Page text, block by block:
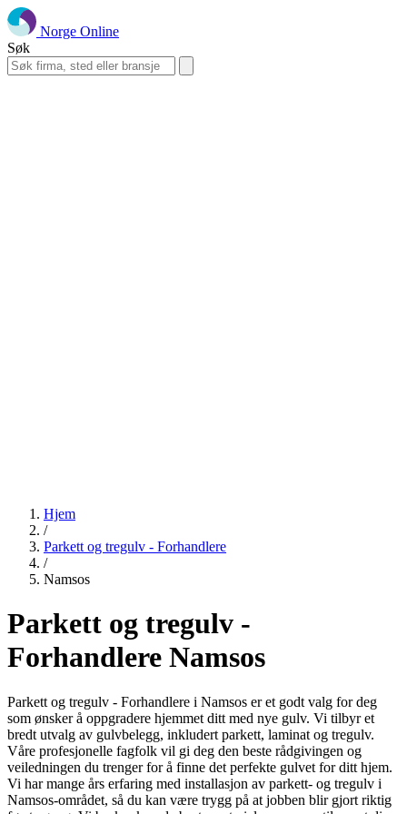
Norge Online
Søk
Hjem
/
Parkett og tregulv - Forhandlere
/
Namsos
Parkett og tregulv -
Forhandlere Namsos
Parkett og tregulv - Forhandlere i Namsos er et godt valg for deg
som ønsker å oppgradere hjemmet ditt med nye gulv. Vi tilbyr et
bredt utvalg av gulvbelegg, inkludert parkett, laminat og tregulv.
Våre profesjonelle fagfolk vil gi deg den beste rådgivingen og
veiledningen du trenger for å finne det perfekte gulvet for ditt hjem.
Vi har mange års erfaring med installasjon av parkett- og tregulv i
Namsos-området, så du kan være trygg på at jobben blir gjort riktig